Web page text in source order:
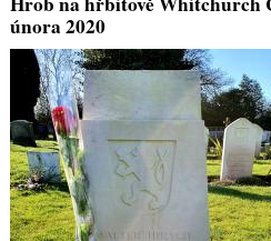
února 2020